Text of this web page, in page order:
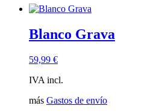
Blanco Grava
59,99 €
IVA incl.
más Gastos de envío